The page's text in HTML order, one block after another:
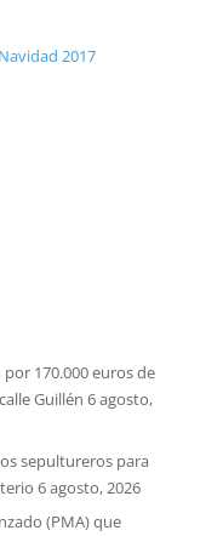
2017
170.000 euros de
Guillén 6 agosto,
sepultureros para
6 agosto, 2026
(PMA) que